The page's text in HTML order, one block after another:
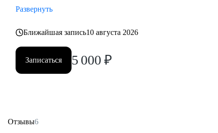
Развернуть
Ближайшая запись10 августа 2026
Записаться 5 000 ₽
Отзывы6